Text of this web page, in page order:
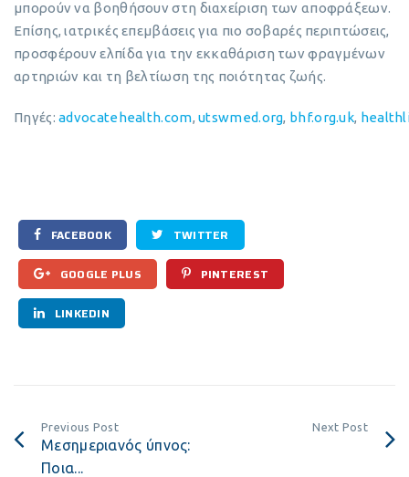
μπορούν να βοηθήσουν στη διαχείριση των αποφράξεων.
Επίσης, ιατρικές επεμβάσεις για πιο σοβαρές περιπτώσεις,
προσφέρουν ελπίδα για την εκκαθάριση των φραγμένων
αρτηριών και τη βελτίωση της ποιότητας ζωής.
Πηγές:advocatehealth.com,utswmed.org, bhf.org.uk,
FACEBOOK TWITTER
GOOGLE PLUS PINTEREST
LINKEDIN
Previous Post
Μεσημεριανός ύπνος:
Ποια...
Next Post